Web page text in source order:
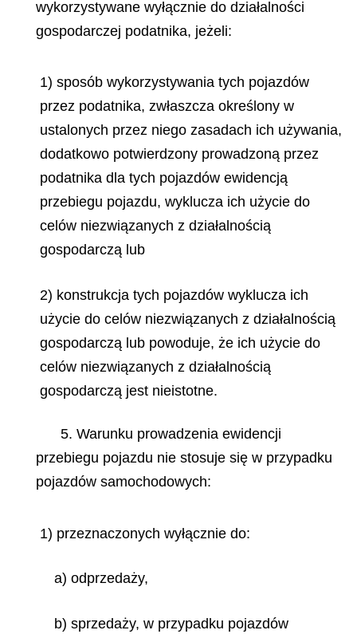
wykorzystywane wyłącznie do działalności
gospodarczej podatnika, jeżeli:
1) sposób wykorzystywania tych pojazdów
przez podatnika, zwłaszcza określony w
ustalonych przez niego zasadach ich używania,
dodatkowo potwierdzony prowadzoną przez
podatnika dla tych pojazdów ewidencją
przebiegu pojazdu, wyklucza ich użycie do
celów niezwiązanych z działalnością
gospodarczą lub
2) konstrukcja tych pojazdów wyklucza ich
użycie do celów niezwiązanych z działalnością
gospodarczą lub powoduje, że ich użycie do
celów niezwiązanych z działalnością
gospodarczą jest nieistotne.
5. Warunku prowadzenia ewidencji
przebiegu pojazdu nie stosuje się w przypadku
pojazdów samochodowych:
1) przeznaczonych wyłącznie do:
a) odprzedaży,
b) sprzedaży, w przypadku pojazdów